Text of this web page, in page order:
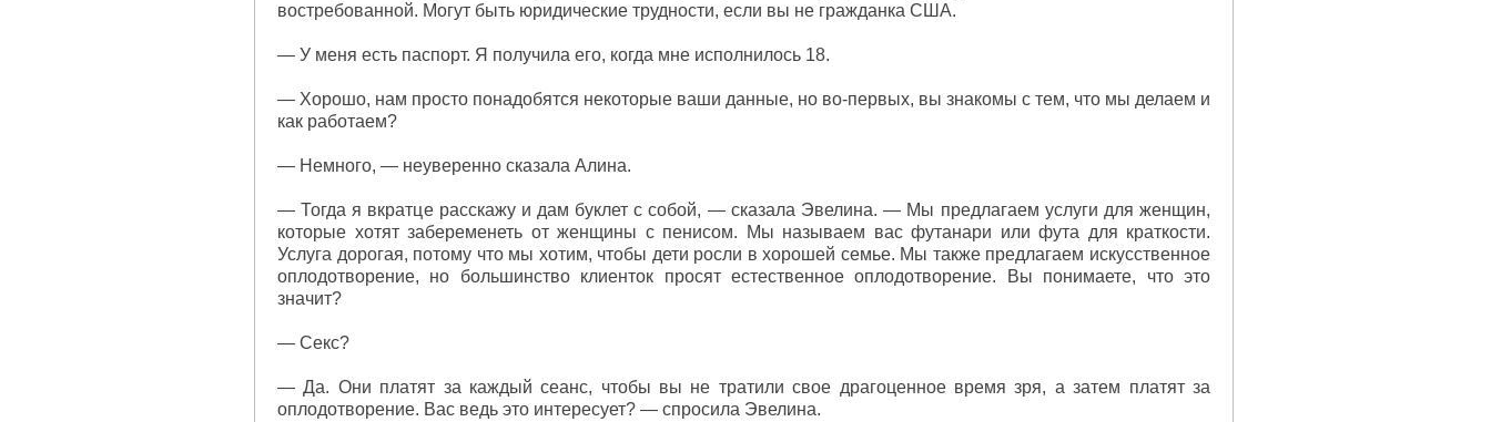
востребованной. Могут быть юридические трудности, если вы не гражданка США.
— У меня есть паспорт. Я получила его, когда мне исполнилось 18.
— Хорошо, нам просто понадобятся некоторые ваши данные, но во-первых, вы знакомы с тем, что мы делаем и
как работаем?
— Немного, — неуверенно сказала Алина.
— Тогда я вкратце расскажу и дам буклет с собой, — сказала Эвелина. — Мы предлагаем услуги для женщин,
которые хотят забеременеть от женщины с пенисом. Мы называем вас футанари или фута для краткости.
Услуга дорогая, потому что мы хотим, чтобы дети росли в хорошей семье. Мы также предлагаем искусственное
оплодотворение, но большинство клиенток просят естественное оплодотворение. Вы понимаете, что это
значит?
— Секс?
— Да. Они платят за каждый сеанс, чтобы вы не тратили свое драгоценное время зря, а затем платят за
оплодотворение. Вас ведь это интересует? — спросила Эвелина.